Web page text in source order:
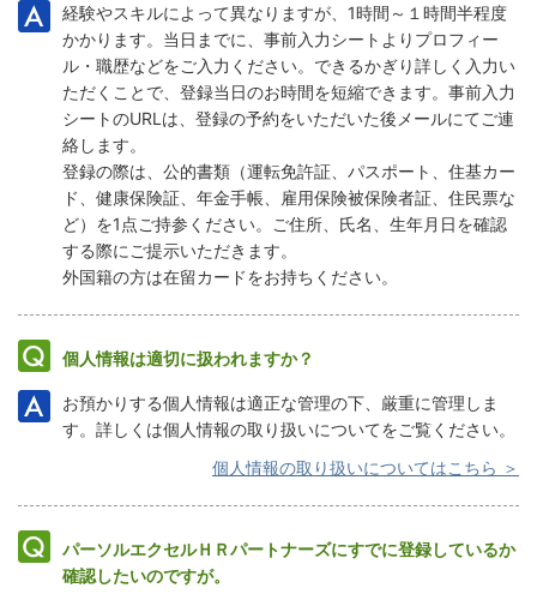
経験やスキルによって異なりますが、1時間～１時間半程度
かかります。当日までに、事前入力シートよりプロフィー
ル・職歴などをご入力ください。できるかぎり詳しく入力い
ただくことで、登録当日のお時間を短縮できます。事前入力
シートのURLは、登録の予約をいただいた後メールにてご連
絡します。
登録の際は、公的書類（運転免許証、パスポート、住基カー
ド、健康保険証、年金手帳、雇用保険被保険者証、住民票な
ど）を1点ご持参ください。ご住所、氏名、生年月日を確認
する際にご提示いただきます。
外国籍の方は在留カードをお持ちください。
個人情報は適切に扱われますか？
お預かりする個人情報は適正な管理の下、厳重に管理しま
す。詳しくは個人情報の取り扱いについてをご覧ください。
個人情報の取り扱いについてはこちら ＞
パーソルエクセルＨＲパートナーズにすでに登録しているか
確認したいのですが。